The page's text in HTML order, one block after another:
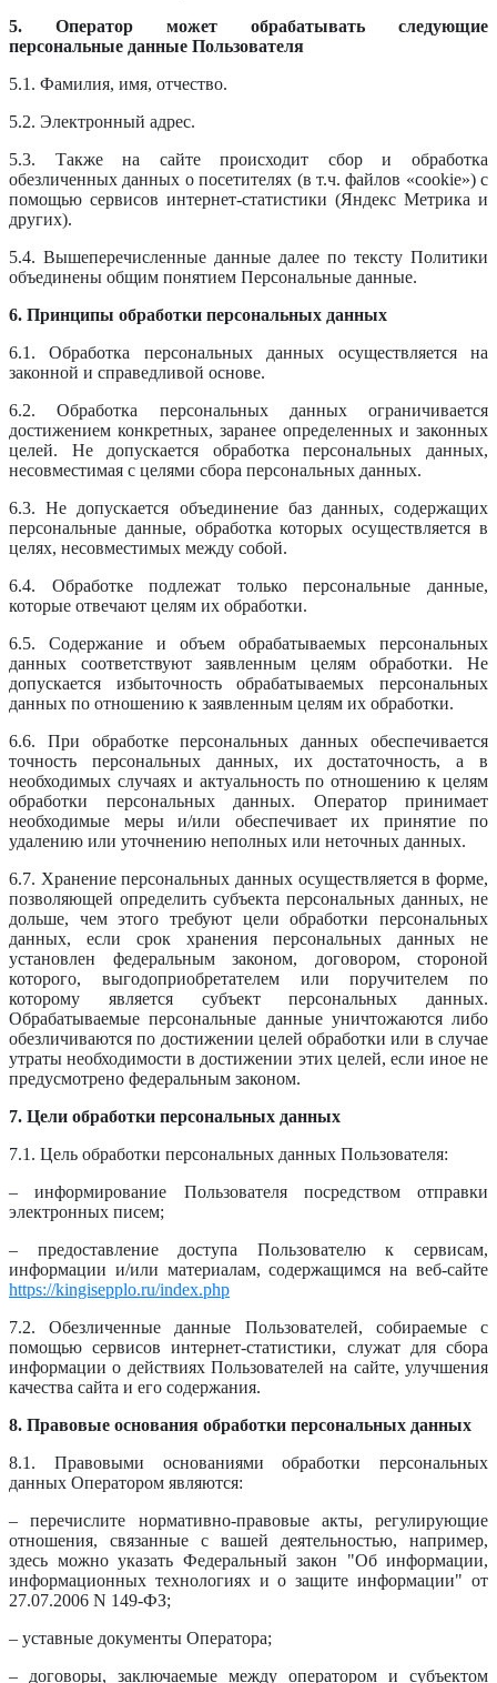
5. Оператор может обрабатывать следующие
персональные данные Пользователя
5.1. Фамилия, имя, отчество.
5.2. Электронный адрес.
5.3. Также на сайте происходит сбор и обработка
обезличенных данных о посетителях (в т.ч. файлов «cookie») с
помощью сервисов интернет-статистики (Яндекс Метрика и
других).
5.4. Вышеперечисленные данные далее по тексту Политики
объединены общим понятием Персональные данные.
6. Принципы обработки персональных данных
6.1. Обработка персональных данных осуществляется на
законной и справедливой основе.
6.2. Обработка персональных данных ограничивается
достижением конкретных, заранее определенных и законных
целей. Не допускается обработка персональных данных,
несовместимая с целями сбора персональных данных.
6.3. Не допускается объединение баз данных, содержащих
персональные данные, обработка которых осуществляется в
целях, несовместимых между собой.
6.4. Обработке подлежат только персональные данные,
которые отвечают целям их обработки.
6.5. Содержание и объем обрабатываемых персональных
данных соответствуют заявленным целям обработки. Не
допускается избыточность обрабатываемых персональных
данных по отношению к заявленным целям их обработки.
6.6. При обработке персональных данных обеспечивается
точность персональных данных, их достаточность, а в
необходимых случаях и актуальность по отношению к целям
обработки персональных данных. Оператор принимает
необходимые меры и/или обеспечивает их принятие по
удалению или уточнению неполных или неточных данных.
6.7. Хранение персональных данных осуществляется в форме,
позволяющей определить субъекта персональных данных, не
дольше, чем этого требуют цели обработки персональных
данных, если срок хранения персональных данных не
установлен федеральным законом, договором, стороной
которого, выгодоприобретателем или поручителем по
которому является субъект персональных данных.
Обрабатываемые персональные данные уничтожаются либо
обезличиваются по достижении целей обработки или в случае
утраты необходимости в достижении этих целей, если иное не
предусмотрено федеральным законом.
7. Цели обработки персональных данных
7.1. Цель обработки персональных данных Пользователя:
– информирование Пользователя посредством отправки
электронных писем;
– предоставление доступа Пользователю к сервисам,
информации и/или материалам, содержащимся на веб-сайте
https://kingisepplo.ru/index.php
7.2. Обезличенные данные Пользователей, собираемые с
помощью сервисов интернет-статистики, служат для сбора
информации о действиях Пользователей на сайте, улучшения
качества сайта и его содержания.
8. Правовые основания обработки персональных данных
8.1. Правовыми основаниями обработки персональных
данных Оператором являются:
– перечислите нормативно-правовые акты, регулирующие
отношения, связанные с вашей деятельностью, например,
здесь можно указать Федеральный закон "Об информации,
информационных технологиях и о защите информации" от
27.07.2006 N 149-ФЗ;
– уставные документы Оператора;
– договоры, заключаемые между оператором и субъектом